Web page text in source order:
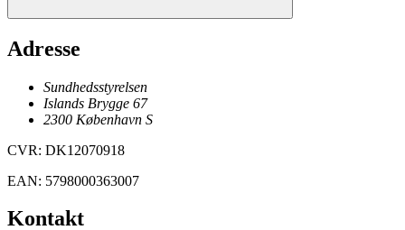
Adresse
Sundhedsstyrelsen
Islands Brygge 67
2300 København S
CVR: DK12070918
EAN: 5798000363007
Kontakt